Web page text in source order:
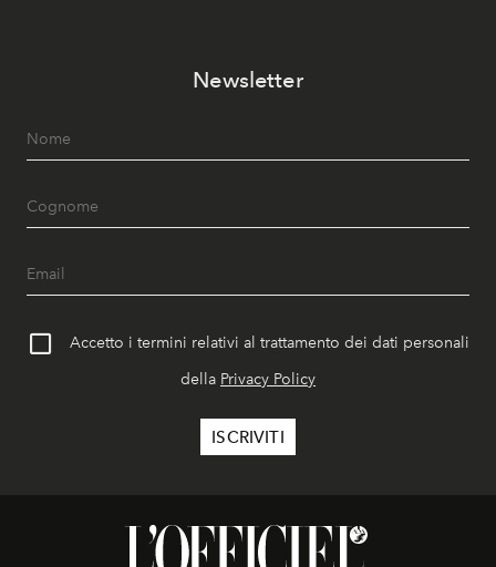
Newsletter
Accetto i termini relativi al trattamento dei dati personali
della Privacy Policy